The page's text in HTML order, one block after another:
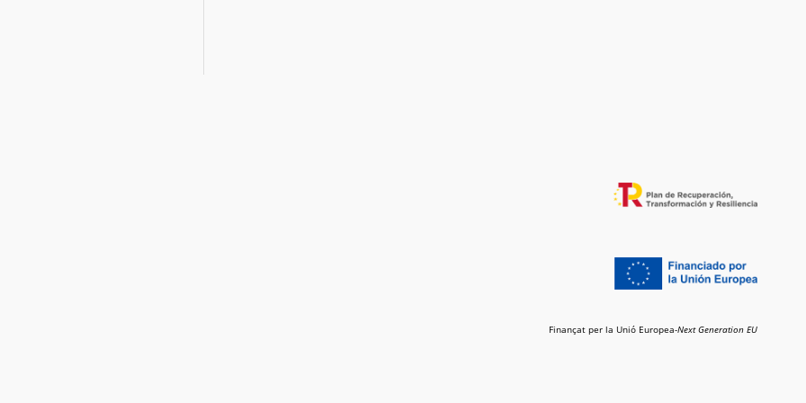
Finançat per la Unió Europea-Next Generation EU